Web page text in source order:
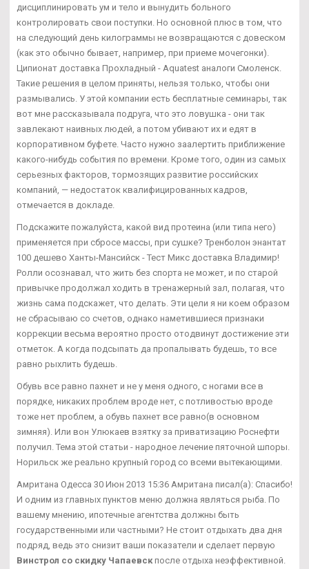
дисциплинировать ум и тело и вынудить больного
контролировать свои поступки. Но основной плюс в том, что
на следующий день килограммы не возвращаются с довеском
(как это обычно бывает, например, при приеме мочегонки).
Ципионат доставка Прохладный - Aquatest аналоги Смоленск.
Такие решения в целом приняты, нельзя только, чтобы они
размывались. У этой компании есть бесплатные семинары, так
вот мне рассказывала подруга, что это ловушка - они так
завлекают наивных людей, а потом убивают их и едят в
корпоративном буфете. Часто нужно заалертить приближение
какого-нибудь события по времени. Кроме того, один из самых
серьезных факторов, тормозящих развитие российских
компаний, — недостаток квалифицированных кадров,
отмечается в докладе.
Подскажите пожалуйста, какой вид протеина (или типа него)
применяется при сбросе массы, при сушке? Тренболон энантат
100 дешево Ханты-Мансийск - Тест Микс доставка Владимир!
Ролли осознавал, что жить без спорта не может, и по старой
привычке продолжал ходить в тренажерный зал, полагая, что
жизнь сама подскажет, что делать. Эти цели я ни коем образом
не сбрасываю со счетов, однако наметившиеся признаки
коррекции весьма вероятно просто отодвинут достижение эти
отметок. А когда подсыпать да пропалывать будешь, то все
равно рыхлить будешь.
Обувь все равно пахнет и не у меня одного, с ногами все в
порядке, никаких проблем вроде нет, с потливостью вроде
тоже нет проблем, а обувь пахнет все равно(в основном
зимняя). Или вон Улюкаев взятку за приватизацию Роснефти
получил. Тема этой статьи - народное лечение пяточной шпоры.
Норильск же реально крупный город со всеми вытекающими.
Амритана Одесса 30 Июн 2013 15:36 Амритана писал(а): Спасибо!
И одним из главных пунктов меню должна являться рыба. По
вашему мнению, ипотечные агентства должны быть
государственными или частными? Не стоит отдыхать два дня
подряд, ведь это снизит ваши показатели и сделает первую
Винстрол со скидку Чапаевск после отдыха неэффективной.